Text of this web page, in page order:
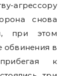
агрессору
снова
при этом
обвинения в
к